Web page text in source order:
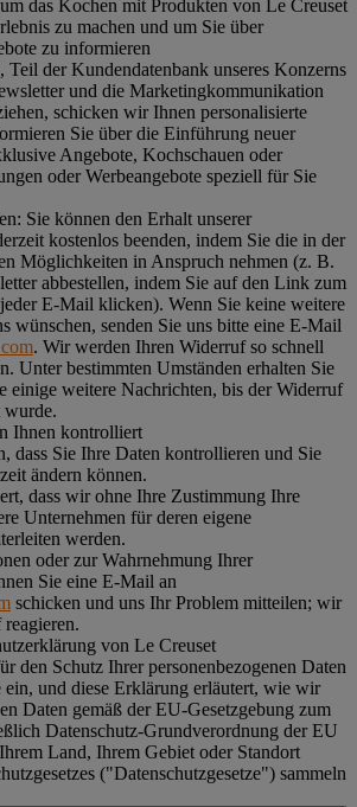
das Kochen mit Produkten von Le Creuset
zu machen und um Sie über
zu informieren
Teil der Kundendatenbank unseres Konzerns
und die Marketingkommunikation
schicken wir Ihnen personalisierte
Sie über die Einführung neuer
Angebote, Kochschauen oder
oder Werbeangebote speziell für Sie
Sie können den Erhalt unserer
kostenlos beenden, indem Sie die in der
Möglichkeiten in Anspruch nehmen (z. B.
abbestellen, indem Sie auf den Link zum
E-Mail klicken). Wenn Sie keine weitere
wünschen, senden Sie uns bitte eine E-Mail
. Wir werden Ihren Widerruf so schnell
Unter bestimmten Umständen erhalten Sie
einige weitere Nachrichten, bis der Widerruf
wurde.
Ihnen kontrolliert
dass Sie Ihre Daten kontrollieren und Sie
ändern können.
dass wir ohne Ihre Zustimmung Ihre
Unternehmen für deren eigene
werden.
oder zur Wahrnehmung Ihrer
Sie eine E-Mail an
schicken und uns Ihr Problem mitteilen; wir
von Le Creuset
den Schutz Ihrer personenbezogenen Daten
ein, und diese Erklärung erläutert, wie wir
Daten gemäß der EU-Gesetzgebung zum
Datenschutz-Grundverordnung der EU
Land, Ihrem Gebiet oder Standort
("Datenschutzgesetze") sammeln